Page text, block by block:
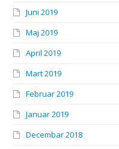
Juni 2019
Maj 2019
April 2019
Mart 2019
Februar 2019
Januar 2019
Decembar 2018